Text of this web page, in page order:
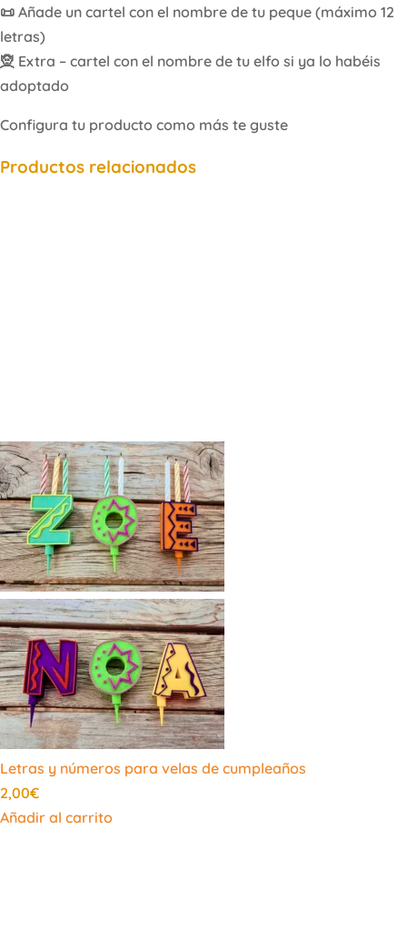
📜 Añade un cartel con el nombre de tu peque (máximo 12
letras)
🧝 Extra – cartel con el nombre de tu elfo si ya lo habéis
adoptado
Configura tu producto como más te guste
Productos relacionados
Letras y números para velas de cumpleaños
2,00€
Añadir al carrito